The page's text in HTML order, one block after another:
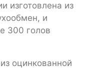
изготовлена из
и
300 голов
оцинкованной